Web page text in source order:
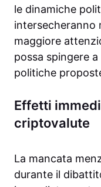
le dinamiche
intersecheranno
maggiore
possa spingere
politiche
Effetti
criptovalute
La mancata
durante il